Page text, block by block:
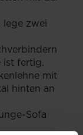
lege zwei
ist fertig.
mit
hinten an
Sofa